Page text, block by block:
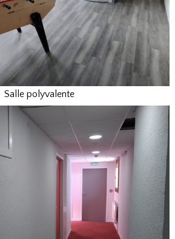
Salle polyvalente